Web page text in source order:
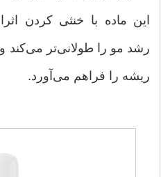
این ماده با خنثی کردن
رشد مو را طولانی‌تر می‌کند
ریشه را فراهم می‌آورد.